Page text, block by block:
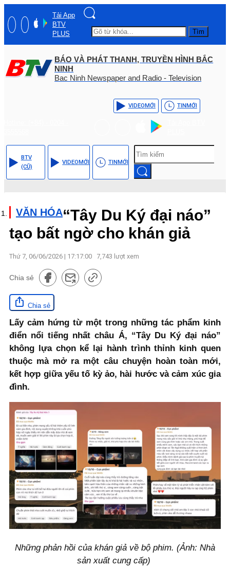
Tải App
BTV
PLUS
Tìm
BÁO VÀ PHÁT THANH, TRUYỀN HÌNH BẮC
NINH
Bac Ninh Newspaper and Radio - Television
VIDEOMỚI TINMỚI
BTV
(CŨ)
VIDEOMỚI TINMỚI
VĂN HÓA“Tây Du Ký đại náo”
tạo bất ngờ cho khán giả
Thứ 7, 06/06/2026 | 17:17:00 7,743 lượt xem
Chia sẻ
Chia sẻ
Lấy cảm hứng từ một trong những tác phẩm kinh
điển nổi tiếng nhất châu Á, “Tây Du Ký đại náo”
không lựa chọn kể lại hành trình thỉnh kinh quen
thuộc mà mở ra một câu chuyện hoàn toàn mới,
kết hợp giữa yếu tố kỳ ảo, hài hước và cảm xúc gia
đình.
Những phản hồi của khán giả về bộ phim. (Ảnh: Nhà
sản xuất cung cấp)